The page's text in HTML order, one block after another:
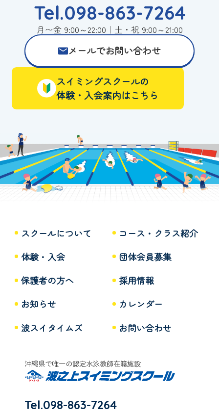
Tel.098-863-7264
月〜金 9:00～22:00｜土・祝 9:00～21:00
メールでお問い合わせ
スイミングスクールの
体験・入会案内はこちら
スクールについて
コース・クラス紹介
体験・入会
団体会員募集
保護者の方へ
採用情報
お知らせ
カレンダー
波スイタイムズ
お問い合わせ
沖縄県で唯一の認定水泳教師在籍施設
Tel.098-863-7264